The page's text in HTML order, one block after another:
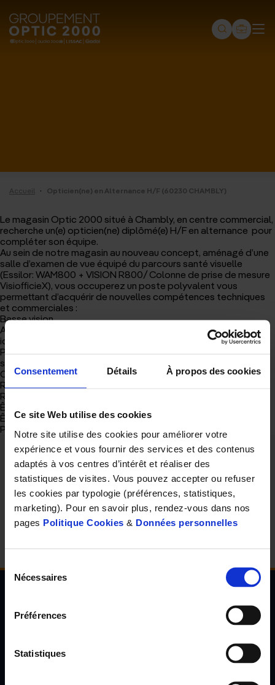
Consentement Détails À propos des cookies
Ce site Web utilise des cookies
Notre site utilise des cookies pour améliorer votre
expérience et vous fournir des services et des contenus
adaptés à vos centres d’intérêt et réaliser des
statistiques de visites. Vous pouvez accepter ou refuser
les cookies par typologie (préférences, statistiques,
marketing). Pour en savoir plus, rendez-vous dans nos
pages Politique Cookies & Données personnelles
Nécessaires
Préférences
Statistiques
Groupement
Optic
Lissac
-
Gadol
-
Page
d'accueil
Accueil · Opticien(ne) en Alternance H/F (60230 CHAMBLY)
Le magasin Optic 2000 situé à Chambly, en centre commercial,
recherche un(e) opticien(ne) diplômé(e) H/F en alternance pour
compléter son équipe.
Au sein de notre magasin au nouveau concept, aménagé d’une
salle d’examen de vue équipé du parcours santé visuelle
(Essilor: WAM800 + VISION R800/ Colonne de prise de mesure
VisiofficieX), vous occuperez un poste polyvalent vous
permettant d’acquérir de nouvelles compétences techniques
et commerciales :
Basse vision
Accueillir le client dans le respect des règles du magasin et
identifier ses besoins
Prendre les mesures des clients et réaliser un examen de vue
simple
Conclure la vente et établir la facture correspondante
Réaliser les montages simples et complexes
Réaliser le suivi des dossiers Tiers-Payant et clients
Être en charge de l’adaptation et du suivi en contactologie
Être en charge du suivi des patients en basse vision
Poste à pourvoir en Bac+3 optique.
Cet article vous a plu ?
Partagez le
Newsletter de l'Observatoire de la santé Visuelle
Inscrivez-vous à la newsletter de l'Observatoire de la santé
visuelle et auditive et découvrez les résultats d'études inédites,